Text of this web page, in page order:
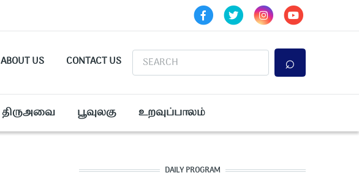
ABOUT US CONTACT US Search
திருஅவை பூவுலகு உறவுப்பாலம்
DAILY PROGRAM